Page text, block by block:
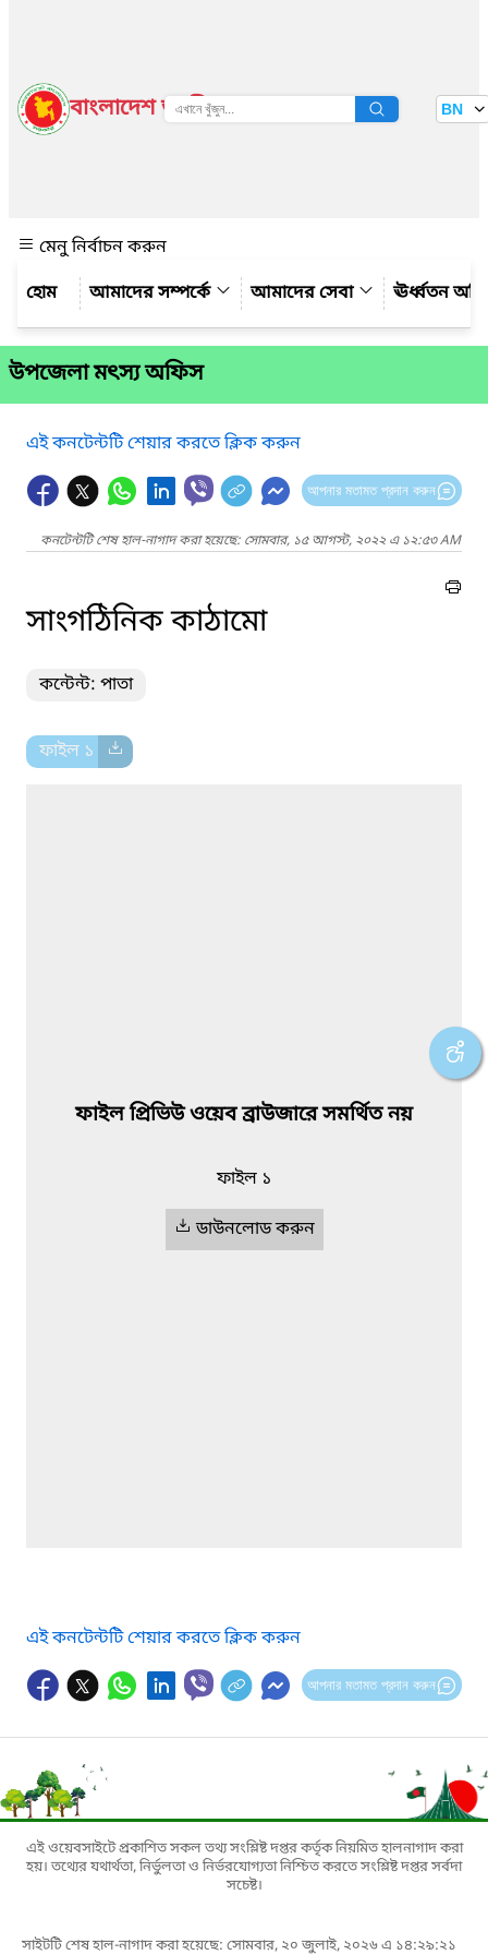
বাংলাদেশ জাতীয় তথ্য বাতায়ন BN
মেনু নির্বাচন করুন
আমাদের সম্পর্কে
আমাদের সেবা ঊর্ধ্বতন
উপজেলা মৎস্য অফিস
এই কনটেন্টটি শেয়ার করতে ক্লিক করুন
আপনার মতামত প্রদান করুন
কনটেন্টটি শেষ হাল-নাগাদ করা হয়েছে: সোমবার, ১৫ আগস্ট, ২০২২ এ ১২:৫৩ AM
সাংগঠিনিক কাঠামো
কন্টেন্ট: পাতা
ফাইল ১
ফাইল প্রিভিউ ওয়েব ব্রাউজারে সমর্থিত নয়
ফাইল ১
ডাউনলোড করুন
এই কনটেন্টটি শেয়ার করতে ক্লিক করুন
আপনার মতামত প্রদান করুন
এই ওয়েবসাইটে প্রকাশিত সকল তথ্য সংশ্লিষ্ট দপ্তর কর্তৃক নিয়মিত হালনাগাদ করা
হয়। তথ্যের যথার্থতা, নির্ভুলতা ও নির্ভরযোগ্যতা নিশ্চিত করতে সংশ্লিষ্ট দপ্তর সর্বদা
সচেষ্ট।
সাইটটি শেষ হাল-নাগাদ করা হয়েছে: সোমবার, ২০ জুলাই, ২০২৬ এ ১৪:২৯:২১